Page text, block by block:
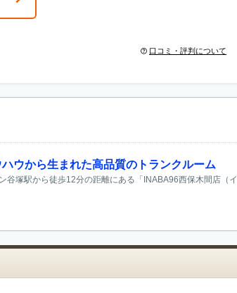
口コミ・評判について
ウから生まれた高品質のトランクルーム
谷塚駅から徒歩12分の距離にある「INABA96西保木間店（イ